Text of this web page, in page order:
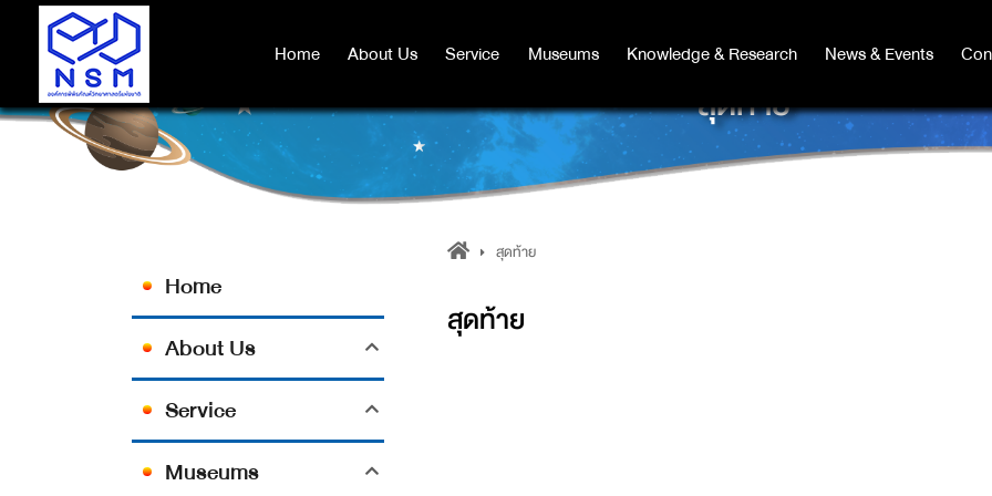
Home About Us Service Museums Knowledge & Research News & Events
Home About Us Service Museums Knowledge & Research News & Events
สุดท้าย
Home
About Us
Service
Museums
สุดท้าย
สุดท้าย